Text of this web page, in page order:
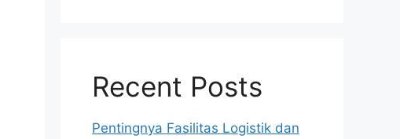
Recent Posts
Pentingnya Fasilitas Logistik dan